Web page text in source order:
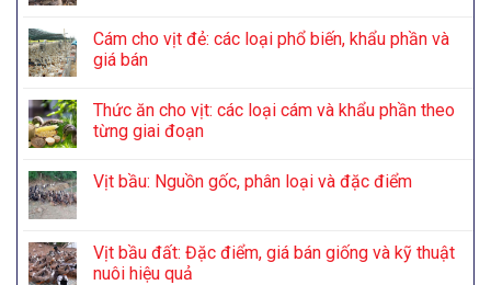
Cám cho vịt đẻ: các loại phổ biến, khẩu phần và
giá bán
Thức ăn cho vịt: các loại cám và khẩu phần theo
từng giai đoạn
Vịt bầu: Nguồn gốc, phân loại và đặc điểm
Vịt bầu đất: Đặc điểm, giá bán giống và kỹ thuật
nuôi hiệu quả